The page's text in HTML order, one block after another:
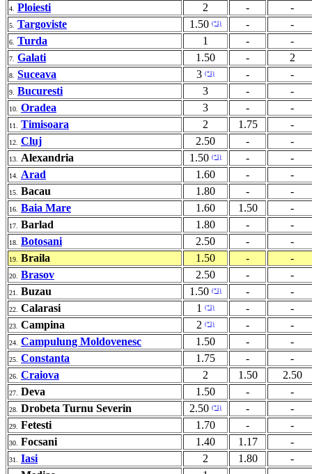
4. Ploiesti 2 - -
5. Targoviste 1.50 (*1) - -
6. Turda 1 - -
7. Galati 1.50 - 2
8. Suceava 3 (*1) - -
9. Bucuresti 3 - -
10. Oradea 3 - -
11. Timisoara 2 1.75 -
12. Cluj 2.50 - -
13. Alexandria 1.50 (*1) - -
14. Arad 1.60 - -
15. Bacau 1.80 - -
16. Baia Mare 1.60 1.50 -
17. Barlad 1.80 - -
18. Botosani 2.50 - -
19. Braila 1.50 - -
20. Brasov 2.50 - -
21. Buzau 1.50 (*1) - -
22. Calarasi 1 (*1) - -
23. Campina 2 (*1) - -
24. Campulung Moldovenesc 1.50 - -
25. Constanta 1.75 - -
26. Craiova 2 1.50 2.50
27. Deva 1.50 - -
28. Drobeta Turnu Severin 2.50 (*1) - -
29. Fetesti 1.70 - -
30. Focsani 1.40 1.17 -
31. Iasi 2 1.80 -